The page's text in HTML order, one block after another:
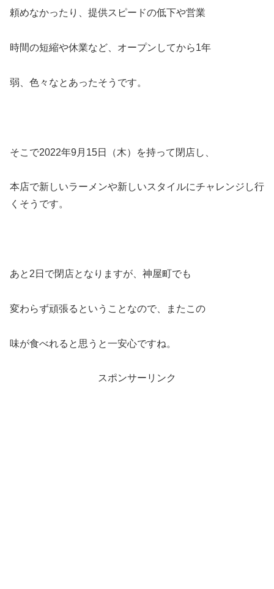
頼めなかったり、提供スピードの低下や営業
時間の短縮や休業など、オープンしてから1年
弱、色々なとあったそうです。
そこで2022年9月15日（木）を持って閉店し、
本店で新しいラーメンや新しいスタイルにチャレンジし行
くそうです。
あと2日で閉店となりますが、神屋町でも
変わらず頑張るということなので、またこの
味が食べれると思うと一安心ですね。
スポンサーリンク